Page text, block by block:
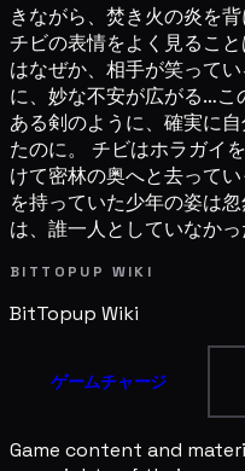
きながら、焚き火の炎を
チビの表情をよく見るこ
はなぜか、相手が笑って
に、妙な不安が広がる…こ
ある剣のように、確実に
たのに。 チビはホラガイ
けて密林の奥へと去って
を持っていた少年の姿は
は、誰一人としていなかっ
BITTOPUP WIKI
BitTopup Wiki
ゲームチャージ
Game content and